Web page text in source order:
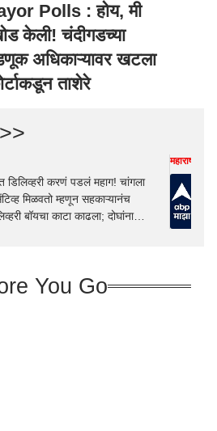
Polls : होय, मी
केली! चंदीगडच्या
अधिकाऱ्यावर खटला
ताशेरे
डिलिव्हरी करणं पडलं महाग! चांगला
मिळवतो म्हणून सहकाऱ्यानंच
बॉयचा काटा काढला; दोघांना
महाराष्ट्र
You Go